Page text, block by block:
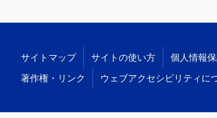
サイトマップ サイトの使い方 個人情報
著作権・リンク ウェブアクセシビリティに